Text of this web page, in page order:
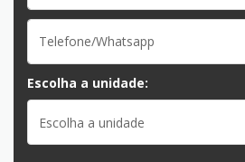
Escolha a unidade:
Escolha a unidade